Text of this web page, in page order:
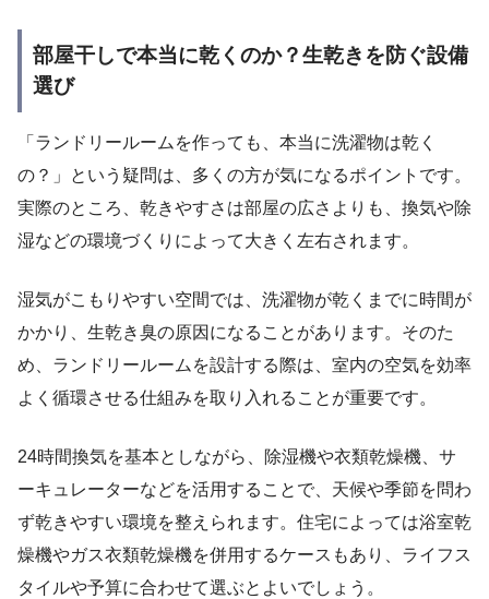
部屋干しで本当に乾くのか？生乾きを防ぐ設備
選び
「ランドリールームを作っても、本当に洗濯物は乾く
の？」という疑問は、多くの方が気になるポイントです。
実際のところ、乾きやすさは部屋の広さよりも、換気や除
湿などの環境づくりによって大きく左右されます。
湿気がこもりやすい空間では、洗濯物が乾くまでに時間が
かかり、生乾き臭の原因になることがあります。そのた
め、ランドリールームを設計する際は、室内の空気を効率
よく循環させる仕組みを取り入れることが重要です。
24時間換気を基本としながら、除湿機や衣類乾燥機、サ
ーキュレーターなどを活用することで、天候や季節を問わ
ず乾きやすい環境を整えられます。住宅によっては浴室乾
燥機やガス衣類乾燥機を併用するケースもあり、ライフス
タイルや予算に合わせて選ぶとよいでしょう。